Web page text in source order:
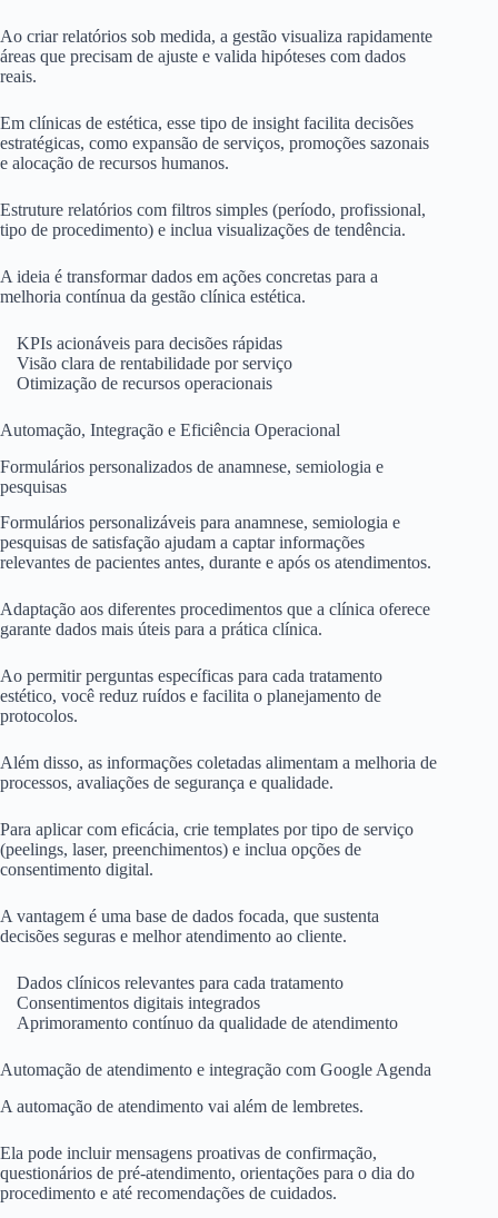
Ao criar relatórios sob medida, a gestão visualiza rapidamente
áreas que precisam de ajuste e valida hipóteses com dados
reais.
Em clínicas de estética, esse tipo de insight facilita decisões
estratégicas, como expansão de serviços, promoções sazonais
e alocação de recursos humanos.
Estruture relatórios com filtros simples (período, profissional,
tipo de procedimento) e inclua visualizações de tendência.
A ideia é transformar dados em ações concretas para a
melhoria contínua da gestão clínica estética.
KPIs acionáveis para decisões rápidas
Visão clara de rentabilidade por serviço
Otimização de recursos operacionais
Automação, Integração e Eficiência Operacional
Formulários personalizados de anamnese, semiologia e
pesquisas
Formulários personalizáveis para anamnese, semiologia e
pesquisas de satisfação ajudam a captar informações
relevantes de pacientes antes, durante e após os atendimentos.
Adaptação aos diferentes procedimentos que a clínica oferece
garante dados mais úteis para a prática clínica.
Ao permitir perguntas específicas para cada tratamento
estético, você reduz ruídos e facilita o planejamento de
protocolos.
Além disso, as informações coletadas alimentam a melhoria de
processos, avaliações de segurança e qualidade.
Para aplicar com eficácia, crie templates por tipo de serviço
(peelings, laser, preenchimentos) e inclua opções de
consentimento digital.
A vantagem é uma base de dados focada, que sustenta
decisões seguras e melhor atendimento ao cliente.
Dados clínicos relevantes para cada tratamento
Consentimentos digitais integrados
Aprimoramento contínuo da qualidade de atendimento
Automação de atendimento e integração com Google Agenda
A automação de atendimento vai além de lembretes.
Ela pode incluir mensagens proativas de confirmação,
questionários de pré-atendimento, orientações para o dia do
procedimento e até recomendações de cuidados.